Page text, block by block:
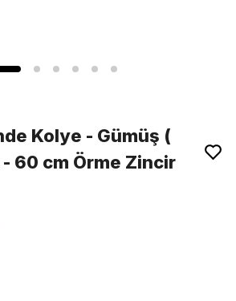
Kolye - Gümüş (
60 cm Örme Zincir